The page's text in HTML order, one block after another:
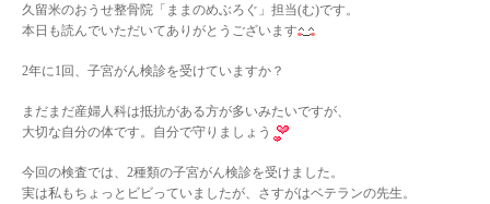
久留米のおうせ整骨院「ままのめぶろぐ」担当(む)です。
本日も読んでいただいてありがとうございます
2年に1回、子宮がん検診を受けていますか？
まだまだ産婦人科は抵抗がある方が多いみたいですが、
大切な自分の体です。自分で守りましょう
今回の検査では、2種類の子宮がん検診を受けました。
実は私もちょっとビビっていましたが、さすがはベテランの先生。